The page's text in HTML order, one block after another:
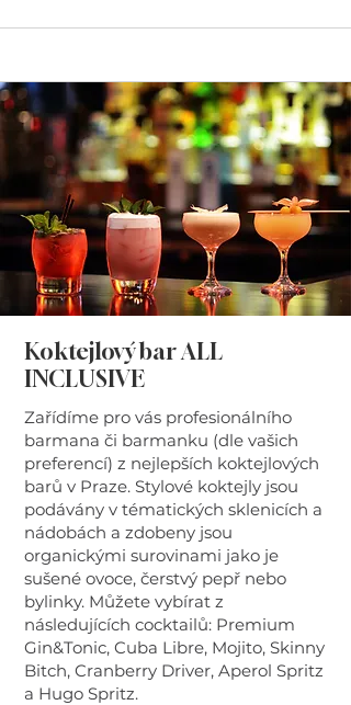
Koktejlový bar ALL
INCLUSIVE
Zařídíme pro vás profesionálního
barmana či barmanku (dle vašich
preferencí) z nejlepších koktejlových
barů v Praze. Stylové koktejly jsou
podávány v tématických sklenicích a
nádobách a zdobeny jsou
organickými surovinami jako je
sušené ovoce, čerstvý pepř nebo
bylinky. Můžete vybírat z
následujících cocktailů: Premium
Gin&Tonic, Cuba Libre, Mojito, Skinny
Bitch, Cranberry Driver, Aperol Spritz
a Hugo Spritz.